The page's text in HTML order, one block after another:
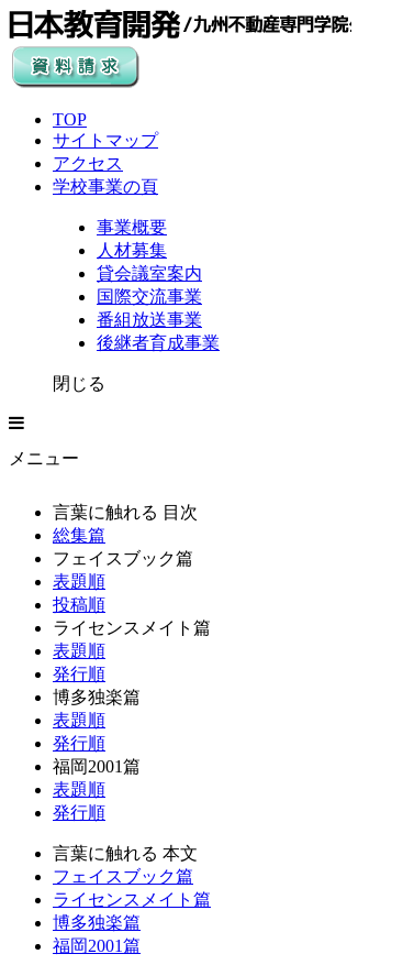
TOP
サイトマップ
アクセス
学校事業の頁
事業概要
人材募集
貸会議室案内
国際交流事業
番組放送事業
後継者育成事業
閉じる
メニュー
言葉に触れる 目次
総集篇
フェイスブック篇
表題順
投稿順
ライセンスメイト篇
表題順
発行順
博多独楽篇
表題順
発行順
福岡2001篇
表題順
発行順
言葉に触れる 本文
フェイスブック篇
ライセンスメイト篇
博多独楽篇
福岡2001篇